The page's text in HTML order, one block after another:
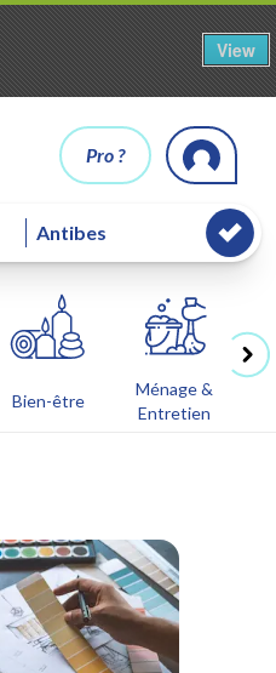
View
Pro ?
Bien-être
Ménage &
Entretien